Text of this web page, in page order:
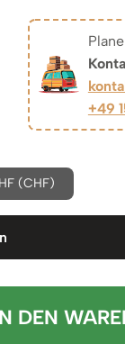
+49
(CHF)
DEN